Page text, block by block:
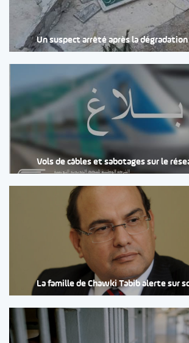
Un suspect arrêté après la
Vols de câbles et sabotages sur le
La famille de Chawki Tabib alerte sur